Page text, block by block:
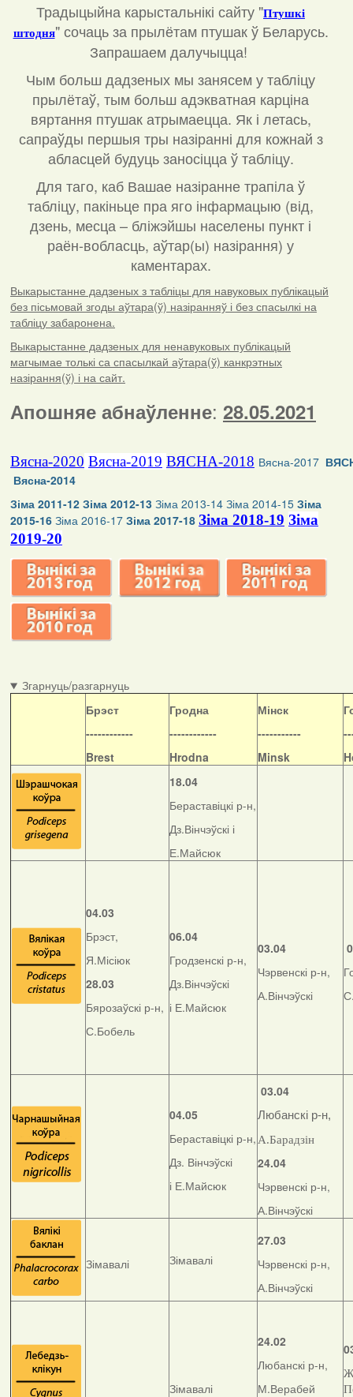
Традыцыйна карыстальнікі сайту "Птушкі
штодня" сочаць за прылётам птушак ў Беларусь.
Запрашаем далучыцца!
Чым больш дадзеных мы занясем у табліцу
прылётаў, тым больш адэкватная карціна
вяртання птушак атрымаецца. Як і летась,
сапраўды першыя тры назіранні для кожнай з
абласцей будуць заносіцца ў табліцу.
Для таго, каб Вашае назіранне трапіла ў
табліцу, пакіньце пра яго інфармацыю (від,
дзень, месца – бліжэйшы населены пункт і
раён-вобласць, аўтар(ы) назірання) у
каментарах.
Выкарыстанне дадзеных з табліцы для навуковых публікацый
без пісьмовай згоды аўтара(ў) назіранняў і без спасылкі на
табліцу забаронена.
Выкарыстанне дадзеных для ненавуковых публікацый
магчымае толькі са спасылкай аўтара(ў) канкрэтных
назірання(ў) і на сайт.
Апошняе абнаўленне: 28.05.2021
Вясна-2020 Вясна-2019 ВЯСНА-2018 Вясна-2017
Вясна-2014
Зіма 2011-12 Зіма 2012-13 Зіма 2013-14 Зіма 2014-15 Зіма
2015-16 Зіма 2016-17 Зіма 2017-18 Зіма 2018-19 Зіма
2019-20
Згарнуць/разгарнуць
Брэст
------------
Brest
Гродна
------------
Hrodna
Мінск
-----------
Minsk
18.04
Бераставіцкі р-н,
Дз.Вінчэўскі і
Е.Майсюк
04.03
Брэст,
Я.Місіюк
28.03
Бярозаўскі р-н,
С.Бобель
06.04
Гродзенскі р-н,
Дз.Вінчэўскі
і Е.Майсюк
03.04
Чэрвенскі р-н,
А.Вінчэўскі
04.05
Бераставіцкі р-н,
Дз. Вінчэўскі
і Е.Майсюк
03.04
Любанскі р-н,
А.Барадзін
24.04
Чэрвенскі р-н,
А.Вінчэўскі
Зімавалі Зімавалі
27.03
Чэрвенскі р-н,
А.Вінчэўскі
Зімавалі
24.02
Любанскі р-н,
М.Верабей